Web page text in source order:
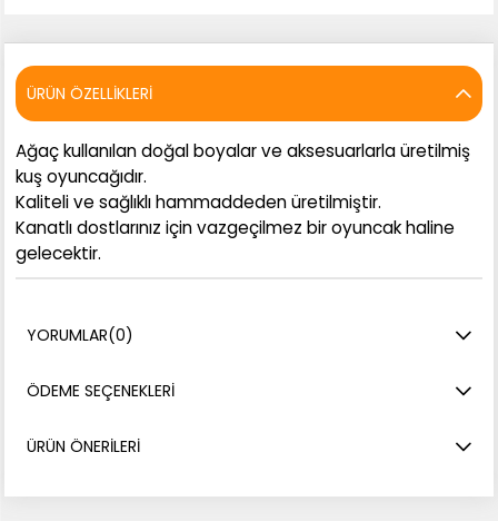
ÜRÜN ÖZELLIKLERI
Ağaç kullanılan doğal boyalar ve aksesuarlarla üretilmiş
kuş oyuncağıdır.
Kaliteli ve sağlıklı hammaddeden üretilmiştir.
Kanatlı dostlarınız için vazgeçilmez bir oyuncak haline
gelecektir.
YORUMLAR(0)
ÖDEME SEÇENEKLERI
ÜRÜN ÖNERILERI